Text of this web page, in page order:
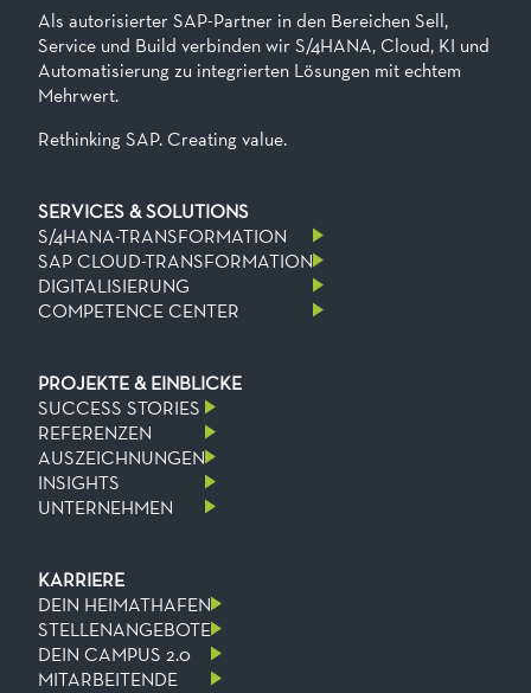
Als autorisierter SAP-Partner in den Bereichen Sell,
Service und Build verbinden wir S/4HANA, Cloud, KI und
Automatisierung zu integrierten Lösungen mit echtem
Mehrwert.
Rethinking SAP. Creating value.
SERVICES & SOLUTIONS
S/4HANA-TRANSFORMATION
SAP CLOUD-TRANSFORMATION
DIGITALISIERUNG
COMPETENCE CENTER
PROJEKTE & EINBLICKE
SUCCESS STORIES
REFERENZEN
AUSZEICHNUNGEN
INSIGHTS
UNTERNEHMEN
KARRIERE
DEIN HEIMATHAFEN
STELLENANGEBOTE
DEIN CAMPUS 2.0
MITARBEITENDE